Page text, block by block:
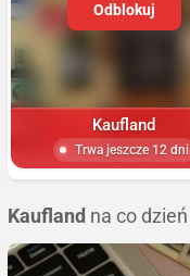
Odblokuj
Kaufland
Trwa jeszcze 12 dni
Kaufland na co dzień